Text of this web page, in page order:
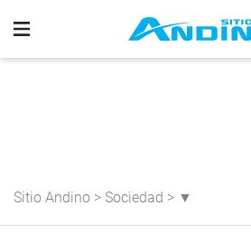
Sitio Andino > Sociedad > ▼